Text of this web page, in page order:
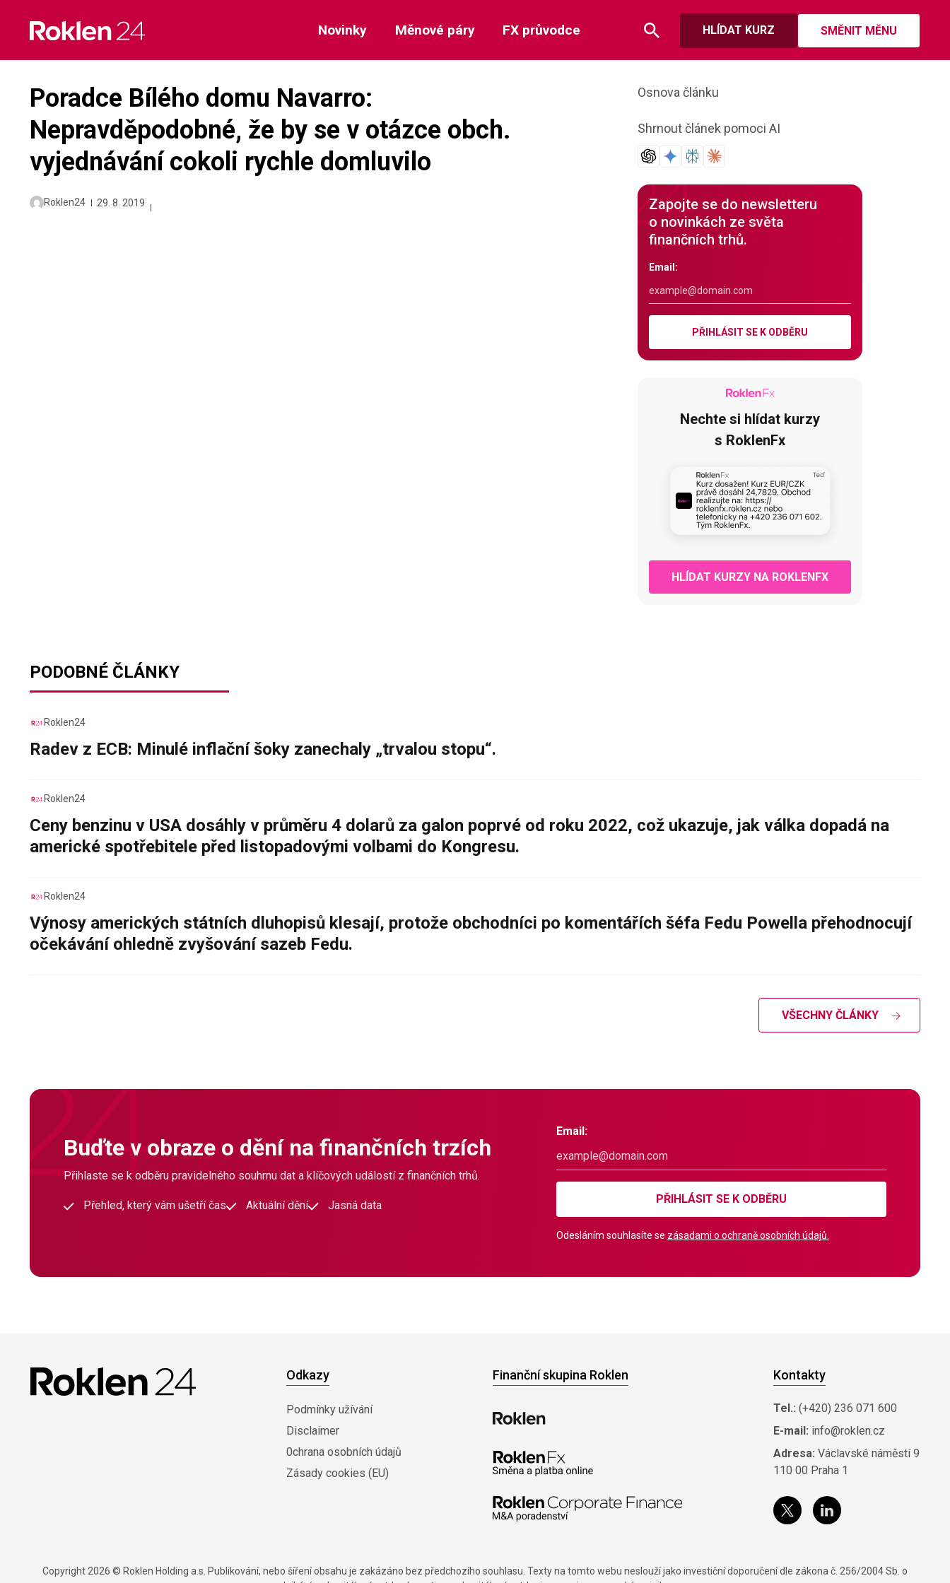
content
HLÍDAT KURZ SMĚNIT MĚNU
Novinky Měnové páry FX průvodce
Poradce Bílého domu Navarro:
Nepravděpodobné, že by se v otázce obch.
vyjednávání cokoli rychle domluvilo
Roklen24 29. 8. 2019
Osnova článku
Shrnout článek pomoci AI
Zapojte se do newsletteru
o novinkách ze světa
finančních trhů.
Email:
PŘIHLÁSIT SE K ODBĚRU
Nechte si hlídat kurzy
s RoklenFx
HLÍDAT KURZY NA ROKLENFX
PODOBNÉ ČLÁNKY
Roklen24
Radev z ECB: Minulé inflační šoky zanechaly „trvalou stopu“.
Roklen24
Ceny benzinu v USA dosáhly v průměru 4 dolarů za galon poprvé od roku 2022, což ukazuje, jak válka dopadá na
americké spotřebitele před listopadovými volbami do Kongresu.
Roklen24
Výnosy amerických státních dluhopisů klesají, protože obchodníci po komentářích šéfa Fedu Powella přehodnocují
očekávání ohledně zvyšování sazeb Fedu.
VŠECHNY ČLÁNKY
Buďte v obraze o dění na finančních trzích
Přihlaste se k odběru pravidelného souhrnu dat a klíčových událostí z finančních trhů.
Přehled, který vám ušetří čas Aktuální dění Jasná data
Email:
PŘIHLÁSIT SE K ODBĚRU
Odesláním souhlasíte se zásadami o ochraně osobních údajů.
Odkazy
Podmínky užívání
Disclaimer
0chrana osobních údajů
Zásady cookies (EU)
Finanční skupina Roklen Kontakty
Tel.: (+420) 236 071 600
E-mail: info@roklen.cz
Adresa: Václavské náměstí 9
110 00 Praha 1
Copyright 2026 © Roklen Holding a.s. Publikování, nebo šíření obsahu je zakázáno bez předchozího souhlasu. Texty na tomto webu neslouží jako investiční doporučení dle zákona č. 256/2004 Sb. o